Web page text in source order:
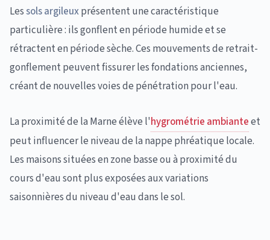
Lessols argileuxprésentent une caractéristique
particulière : ils gonflent en période humide et se
rétractent en période sèche. Ces mouvements de retrait-
gonflement peuvent fissurer les fondations anciennes,
créant de nouvelles voies de pénétration pour l'eau.
La proximité de la Marne élève l'hygrométrie ambianteet
peut influencer le niveau de la nappe phréatique locale.
Les maisons situées en zone basse ou à proximité du
cours d'eau sont plus exposées aux variations
saisonnières du niveau d'eau dans le sol.